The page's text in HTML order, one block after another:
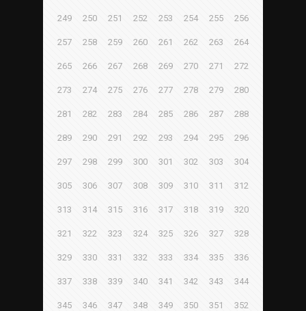
249 250 251 252 253 254 255 256
257 258 259 260 261 262 263 264
265 266 267 268 269 270 271 272
273 274 275 276 277 278 279 280
281 282 283 284 285 286 287 288
289 290 291 292 293 294 295 296
297 298 299 300 301 302 303 304
305 306 307 308 309 310 311 312
313 314 315 316 317 318 319 320
321 322 323 324 325 326 327 328
329 330 331 332 333 334 335 336
337 338 339 340 341 342 343 344
345 346 347 348 349 350 351 352